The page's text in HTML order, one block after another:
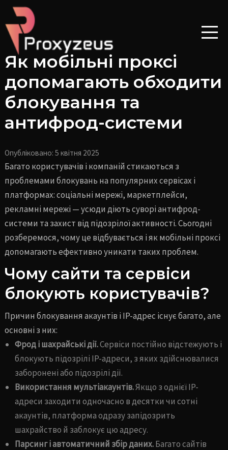
Перейти
вмісту
Як мобільні проксі
допомагають обходити
блокування та
антифрод-системи
Опубліковано:5 квітня 2025
Багато користувачів і компаній стикаються з
проблемами блокувань на популярних сервісах і
платформах: соціальні мережі, маркетплейси,
рекламні мережі — усюди діють суворі антифрод-
системи та захист від підозрілої активності. Сьогодні
розберемося, чому це відбувається і як мобільні проксі
допомагають ефективно уникати таких проблем.
Чому сайти та сервіси
блокують користувачів?
Причин блокування акаунтів і IP-адрес існує багато, але
основні з них:
Фрод і шахрайські дії.Сервіси постійно відстежують і
блокують підозрілі IP-адреси, з яких здійснювалися
заборонені або підозрілі дії.
Використання мультіакаунтів.Якщо з однієї IP-
адреси заходити одночасно в десятки чи сотні
акаунтів, платформа одразу запідозрить
шахрайство й заблокує цю адресу.
Парсинг і автоматичний збір даних.Багато сайтів
Навігація
запису